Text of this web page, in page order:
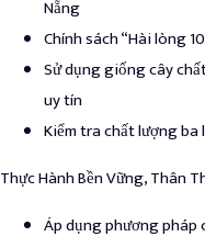
Nẵng
Chính sách “Hài lòng
Sử dụng giống cây
uy tín
Kiểm tra chất lượng
Thực Hành Bền Vững, Thân
Áp dụng phương